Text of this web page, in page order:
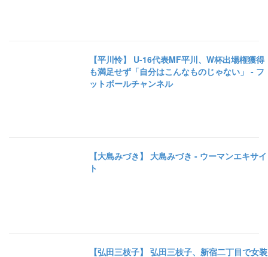
【平川怜】 U-16代表MF平川、W杯出場権獲得
も満足せず「自分はこんなものじゃない」 - フ
ットボールチャンネル
【大島みづき】 大島みづき - ウーマンエキサイ
ト
【弘田三枝子】 弘田三枝子、新宿二丁目で女装